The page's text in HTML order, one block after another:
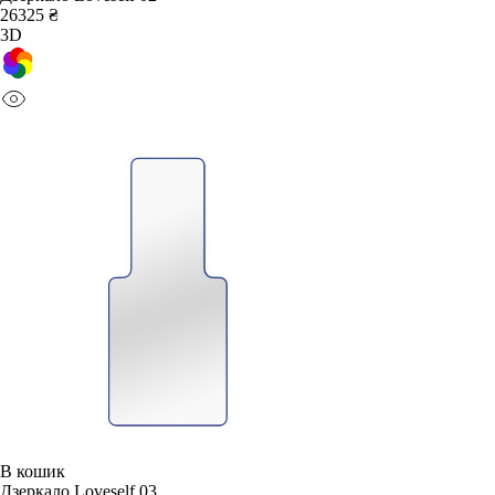
26325 ₴
3D
В кошик
Дзеркало Loveself 03